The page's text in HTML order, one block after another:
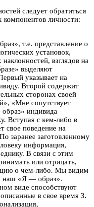
следует обратиться
личности:
т.е. представление о
установок,
взглядов на
выделяют
указывает на
Второй содержит
сторонах своей
«Мне сопутствует
индивида
Вступая с кем-либо в
свое поведение на
заранее заготовленному
информация,
В связи с этим
или отрицать,
о чем-либо. Мы видим
наш «Я — образ».
виде способствуют
в свое время З.